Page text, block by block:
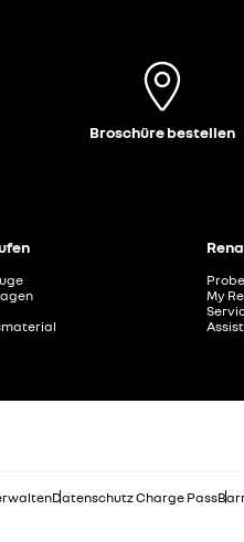
Broschüre bestellen
My
Datenschutz Charge Pass